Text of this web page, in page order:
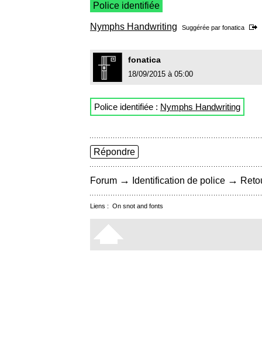
Police identifiée
Nymphs Handwriting Suggérée par fonatica
fonatica
18/09/2015 à 05:00
Police identifiée : Nymphs Handwriting
Répondre
Forum → Identification de police →
Liens : On snot and fonts